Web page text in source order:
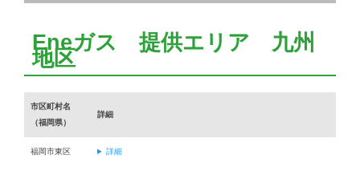
Eneガス 提供エリア 九州
地区
市区町村名
（福岡県）
詳細
福岡市東区 詳細